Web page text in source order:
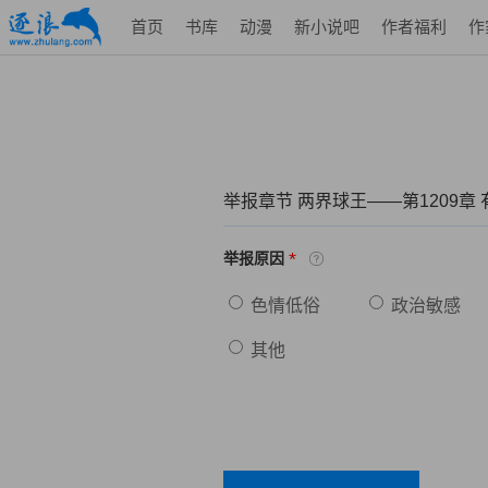
首页 书库 动漫 新小说吧 作者福利 作
举报章节 两界球王——第1209章
举报原因 *
色情低俗 政治敏感
其他